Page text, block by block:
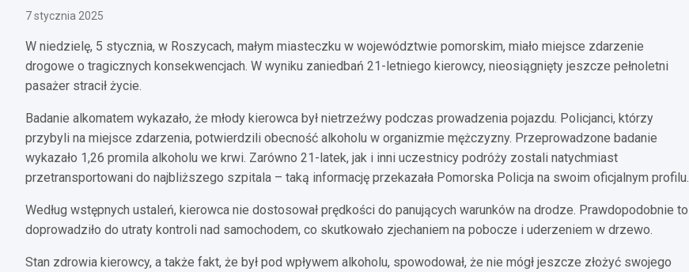
7 stycznia 2025
W niedzielę, 5 stycznia, w Roszycach, małym miasteczku w województwie pomorskim, miało miejsce zdarzenie
drogowe o tragicznych konsekwencjach. W wyniku zaniedbań 21-letniego kierowcy, nieosiągnięty jeszcze pełnoletni
pasażer stracił życie.
Badanie alkomatem wykazało, że młody kierowca był nietrzeźwy podczas prowadzenia pojazdu. Policjanci, którzy
przybyli na miejsce zdarzenia, potwierdzili obecność alkoholu w organizmie mężczyzny. Przeprowadzone badanie
wykazało 1,26 promila alkoholu we krwi. Zarówno 21-latek, jak i inni uczestnicy podróży zostali natychmiast
przetransportowani do najbliższego szpitala – taką informację przekazała Pomorska Policja na swoim oficjalnym profilu.
Według wstępnych ustaleń, kierowca nie dostosował prędkości do panujących warunków na drodze. Prawdopodobnie to
doprowadziło do utraty kontroli nad samochodem, co skutkowało zjechaniem na pobocze i uderzeniem w drzewo.
Stan zdrowia kierowcy, a także fakt, że był pod wpływem alkoholu, spowodował, że nie mógł jeszcze złożyć swojego